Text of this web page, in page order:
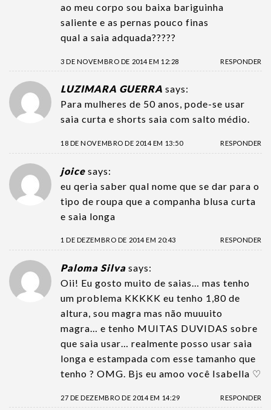
ao meu corpo sou baixa bariguinha
saliente e as pernas pouco finas
qual a saia adquada?????
3 DE NOVEMBRO DE 2014 EM 12:28 RESPONDER
LUZIMARA GUERRA says:
Para mulheres de 50 anos, pode-se usar
saia curta e shorts saia com salto médio.
18 DE NOVEMBRO DE 2014 EM 13:50 RESPONDER
joice says:
eu qeria saber qual nome que se dar para o
tipo de roupa que a companha blusa curta
e saia longa
1 DE DEZEMBRO DE 2014 EM 20:43 RESPONDER
Paloma Silva says:
Oii! Eu gosto muito de saias… mas tenho
um problema KKKKK eu tenho 1,80 de
altura, sou magra mas não muuuito
magra… e tenho MUITAS DUVIDAS sobre
que saia usar… realmente posso usar saia
longa e estampada com esse tamanho que
tenho ? OMG. Bjs eu amoo você Isabella ♡
27 DE DEZEMBRO DE 2014 EM 14:29 RESPONDER